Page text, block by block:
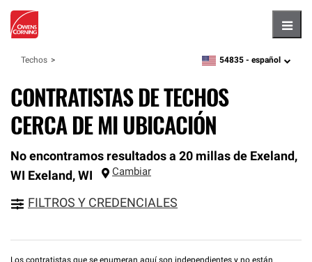
Techos zipcode,language
54835 - español
CONTRATISTAS DE TECHOS
CERCA DE MI UBICACIÓN
No encontramos resultados a 20 millas de Exeland,
WI Exeland, WI Cambiar
FILTROS Y CREDENCIALES